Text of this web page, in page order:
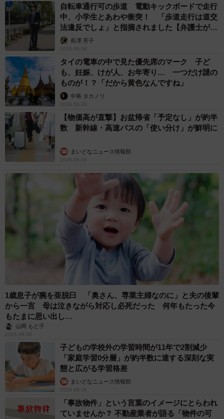
自転車通行可の歩道 電動キックボードで走行
中、小学生とあわや衝突！ 「歩道走行は道交
法違反でしょ」と指摘されました【弁護士が解
説】長澤 芳子
2026.08.06
タイの電車の中で見た優先席のマーク 子ど
も、妊娠、けが人、お年寄り… 一つだけ謎の
ものが！？「だから黄色なんですね」
中将 タカノリ
2026.08.06
【物価高が直撃】お盆帰省「予定なし」が約半
数 新幹線・高速バスの「使い分け」が鮮明に
まいどなニュース情報部
2026.08.06
1歳息子が腕を亜脱臼 「奥さん、専業主婦なのに」と夫の後輩
から一言 母は泣きながら対応し必死だった 何年もたった今
もたまに思い出し…
山岡 もと子
2026.08.06
子どもの学校外の学習時間が11年で2割減少
「家庭学習0分層」が約半数に達する深刻な実
態と広がる学習格差
まいどなニュース情報部
2026.08.06
「事故物件」という言葉のイメージにとらわれ
ていませんか？ 不動産業者が語る「物件の可